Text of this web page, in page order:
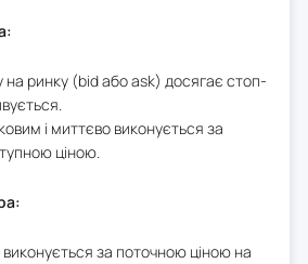
на ринку (bid або ask) досягає стоп-
і миттєво виконується за
ціною.
за поточною ціною на